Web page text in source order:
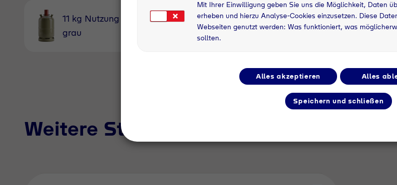
11 kg Nutzung
grau
5 kg Nutzung
grau
Weitere Standorte im Umkreis
Mit Ihrer Einwilligung geben Sie uns die Möglichkeit, Daten
erheben und hierzu Analyse-Cookies einzusetzen. Diese
Webseiten genutzt werden: Was funktioniert, was
sollten.
Alles akzeptieren Alles
Speichern und schließen